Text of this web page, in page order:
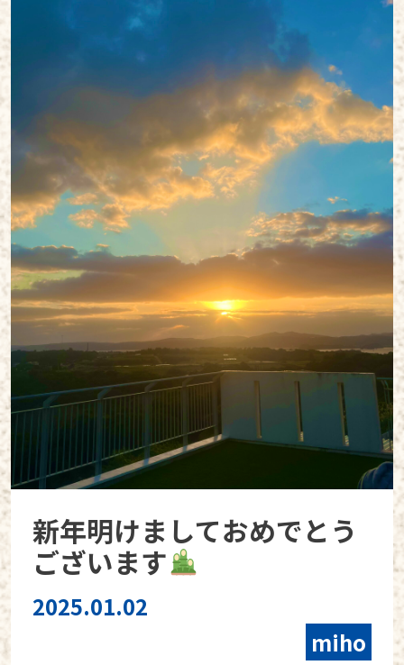
新年明けましておめでとう
ございます
2025.01.02
miho